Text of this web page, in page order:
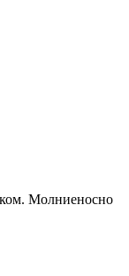
Молниеносно